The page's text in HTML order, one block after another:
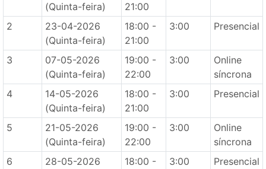
(Quinta-feira)
21:00
2
23-04-2026
(Quinta-feira)
18:00 -
21:00
3:00 Presencial
3
07-05-2026
(Quinta-feira)
19:00 -
22:00
3:00
Online
síncrona
4
14-05-2026
(Quinta-feira)
18:00 -
21:00
3:00 Presencial
5
21-05-2026
(Quinta-feira)
19:00 -
22:00
3:00
Online
síncrona
6
28-05-2026
18:00 -
3:00 Presencial